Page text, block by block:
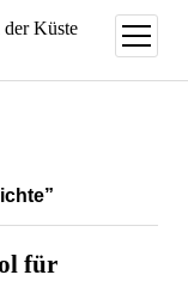
Menü
öffnen
für